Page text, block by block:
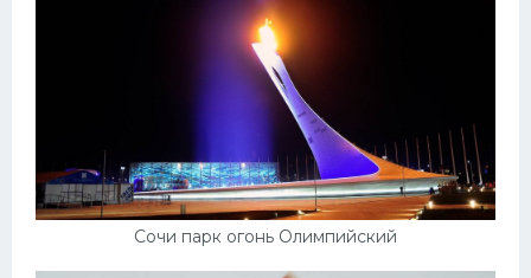
Сочи парк огонь Олимпийский